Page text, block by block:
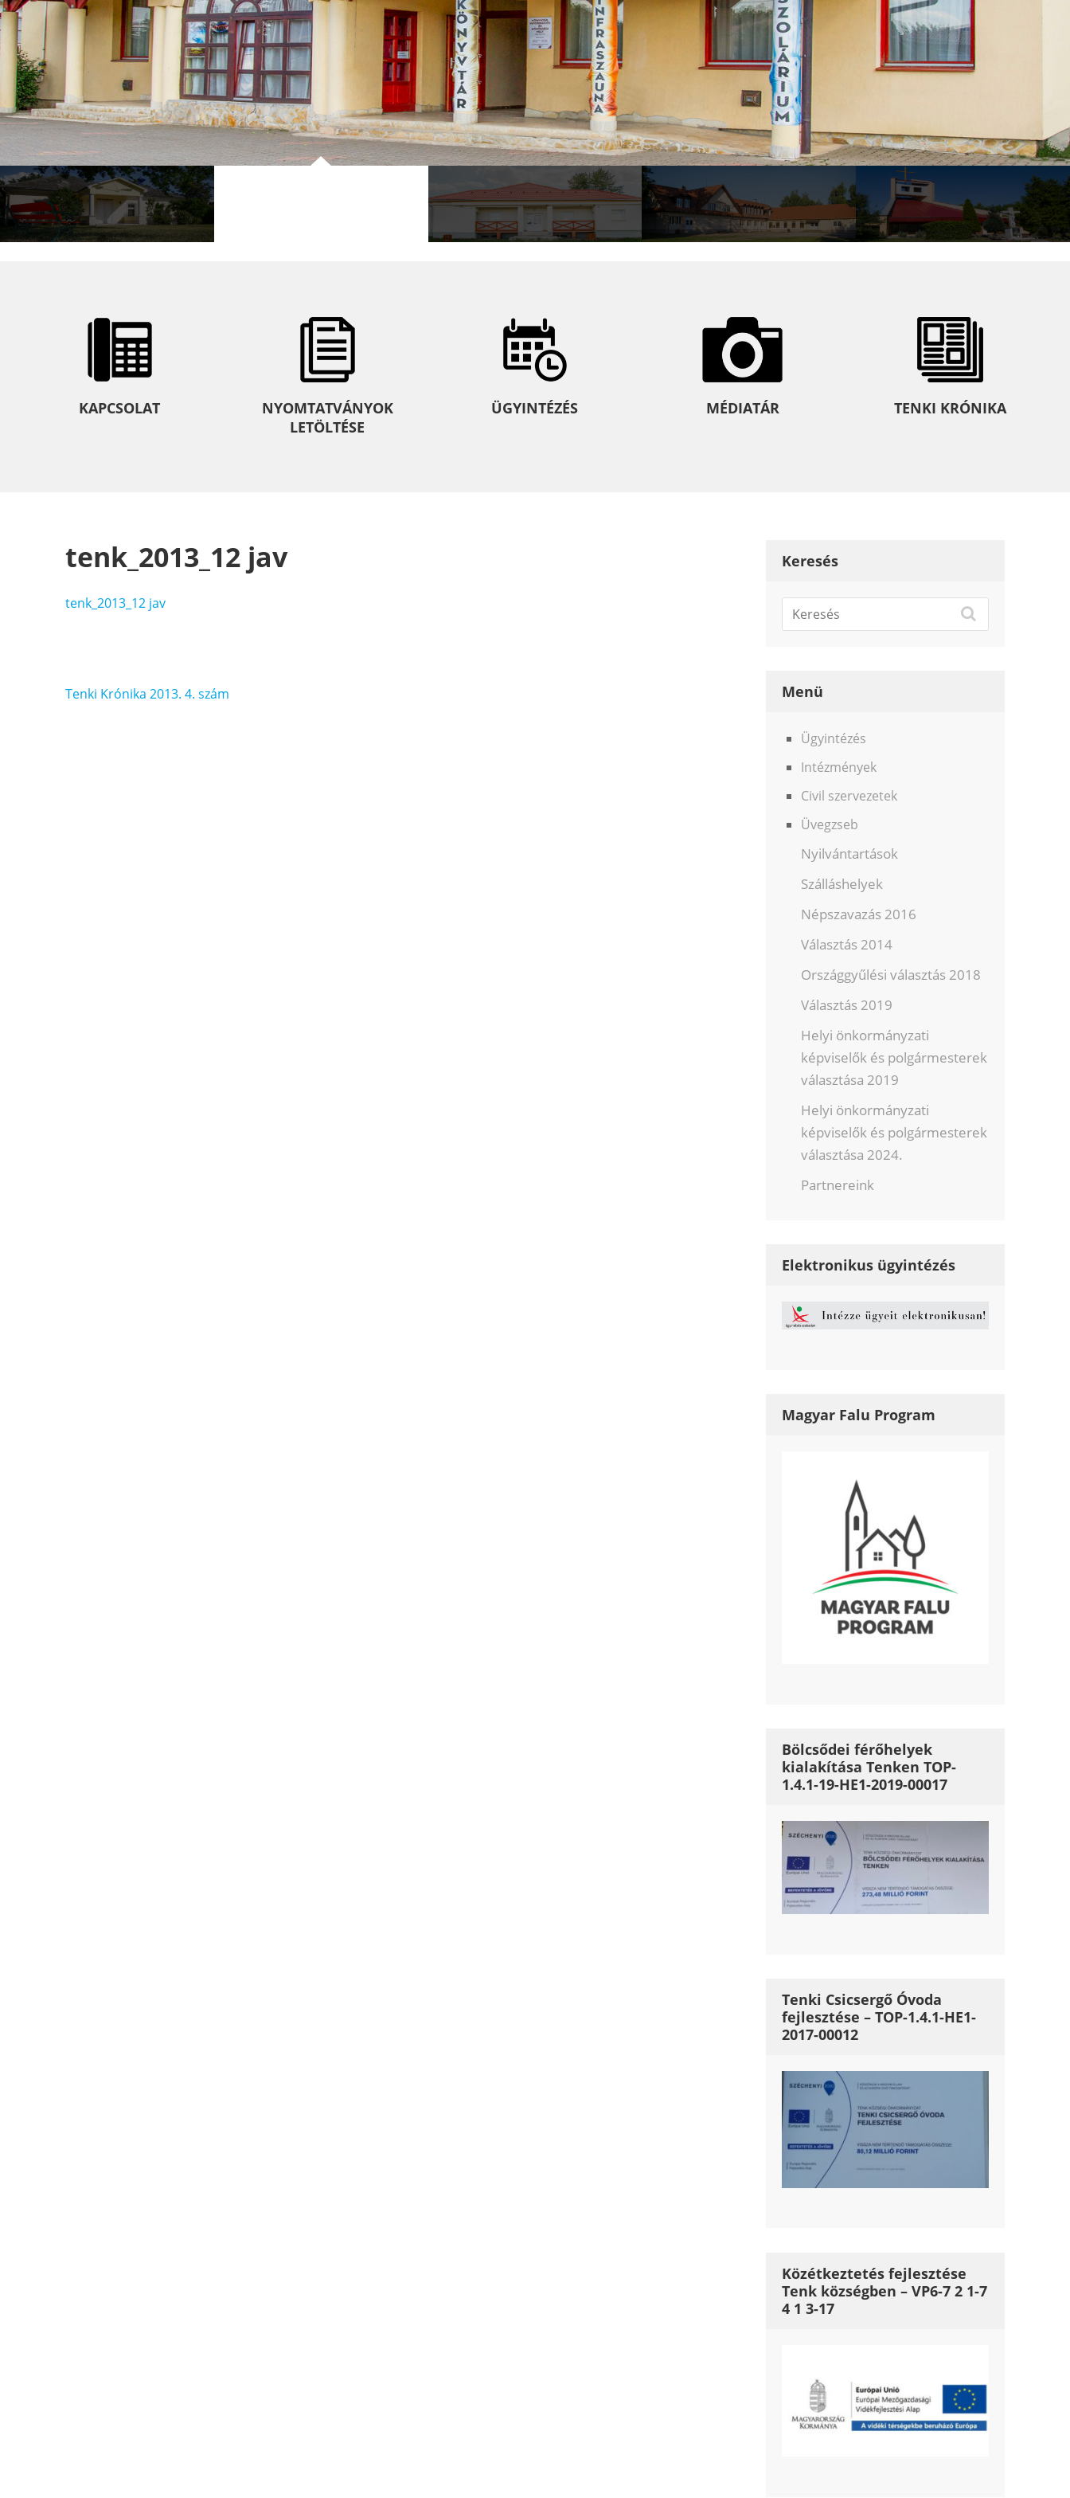
KAPCSOLAT
NYOMTATVÁNYOK
LETÖLTÉSE
ÜGYINTÉZÉS MÉDIATÁR TENKI KRÓNIKA
tenk_2013_12 jav
tenk_2013_12 jav
Bejegyzés
Tenki Krónika 2013. 4. szám
Keresés
Menü
Ügyintézés
Intézmények
Civil szervezetek
Üvegzseb
Nyilvántartások
Szálláshelyek
Népszavazás 2016
Választás 2014
Országgyűlési választás 2018
Választás 2019
Helyi önkormányzati
képviselők és polgármesterek
választása 2019
Helyi önkormányzati
képviselők és polgármesterek
választása 2024.
Partnereink
Elektronikus ügyintézés
Magyar Falu Program
Bölcsődei férőhelyek
kialakítása Tenken TOP-
1.4.1-19-HE1-2019-00017
Tenki Csicsergő Óvoda
fejlesztése – TOP-1.4.1-HE1-
2017-00012
Közétkeztetés fejlesztése
Tenk községben – VP6-7 2 1-7
4 1 3-17